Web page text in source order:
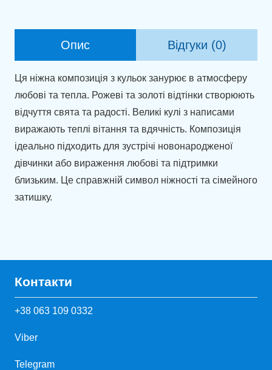
кількість
Опис Відгуки (0)
Ця ніжна композиція з кульок занурює в атмосферу
любові та тепла. Рожеві та золоті відтінки створюють
відчуття свята та радості. Великі кулі з написами
виражають теплі вітання та вдячність. Композиція
ідеально підходить для зустрічі новонародженої
дівчинки або вираження любові та підтримки
близьким. Це справжній символ ніжності та сімейного
затишку.
Контакти
+38 063 109 0332
Viber
Telegram